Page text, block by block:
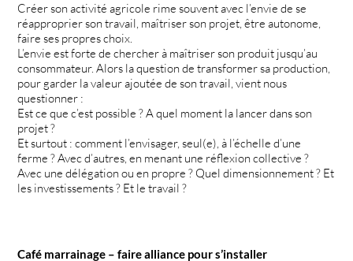
Créer son activité agricole rime souvent avec l’envie de se
réapproprier son travail, maîtriser son projet, être autonome,
faire ses propres choix.
L’envie est forte de chercher à maîtriser son produit jusqu’au
consommateur. Alors la question de transformer sa production,
pour garder la valeur ajoutée de son travail, vient nous
questionner :
Est ce que c’est possible ? A quel moment la lancer dans son
projet ?
Et surtout : comment l’envisager, seul(e), à l’échelle d’une
ferme ? Avec d’autres, en menant une réflexion collective ?
Avec une délégation ou en propre ? Quel dimensionnement ? Et
les investissements ? Et le travail ?
Café marrainage – faire alliance pour s’installer